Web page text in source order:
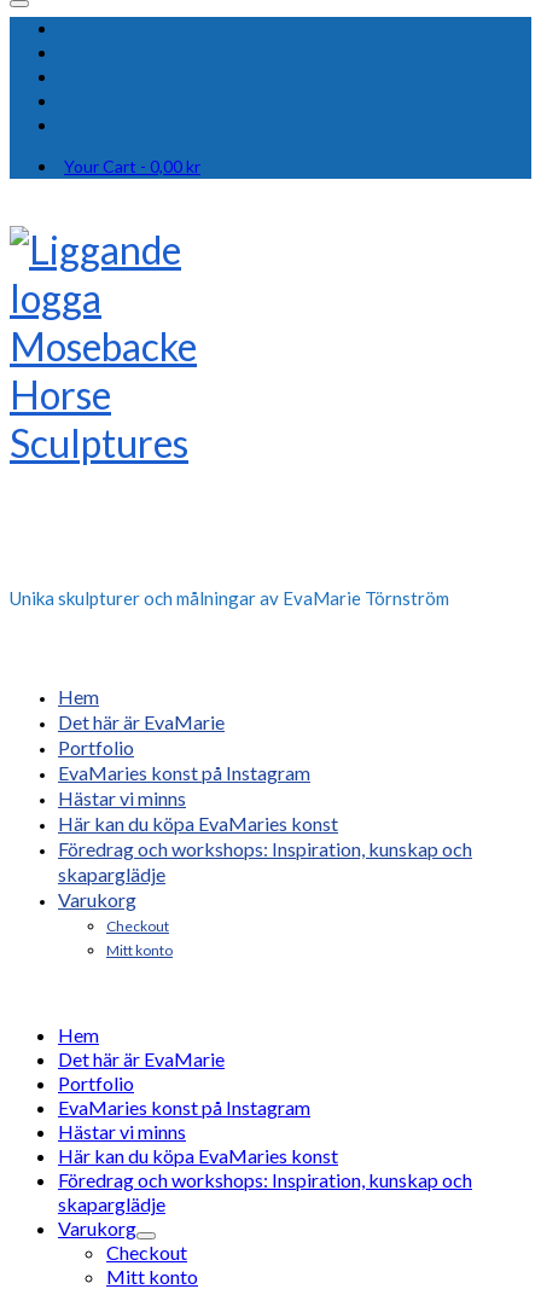
Your Cart - 0,00kr
Unika skulpturer och målningar av EvaMarie Törnström
Hem
Det här är EvaMarie
Portfolio
EvaMaries konst på Instagram
Hästar vi minns
Här kan du köpa EvaMaries konst
Föredrag och workshops: Inspiration, kunskap och
skaparglädje
Varukorg
Checkout
Mitt konto
Hem
Det här är EvaMarie
Portfolio
EvaMaries konst på Instagram
Hästar vi minns
Här kan du köpa EvaMaries konst
Föredrag och workshops: Inspiration, kunskap och
skaparglädje
Varukorg
Checkout
Mitt konto